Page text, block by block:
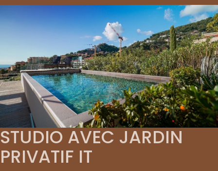
STUDIO AVEC JARDIN
PRIVATIF IT